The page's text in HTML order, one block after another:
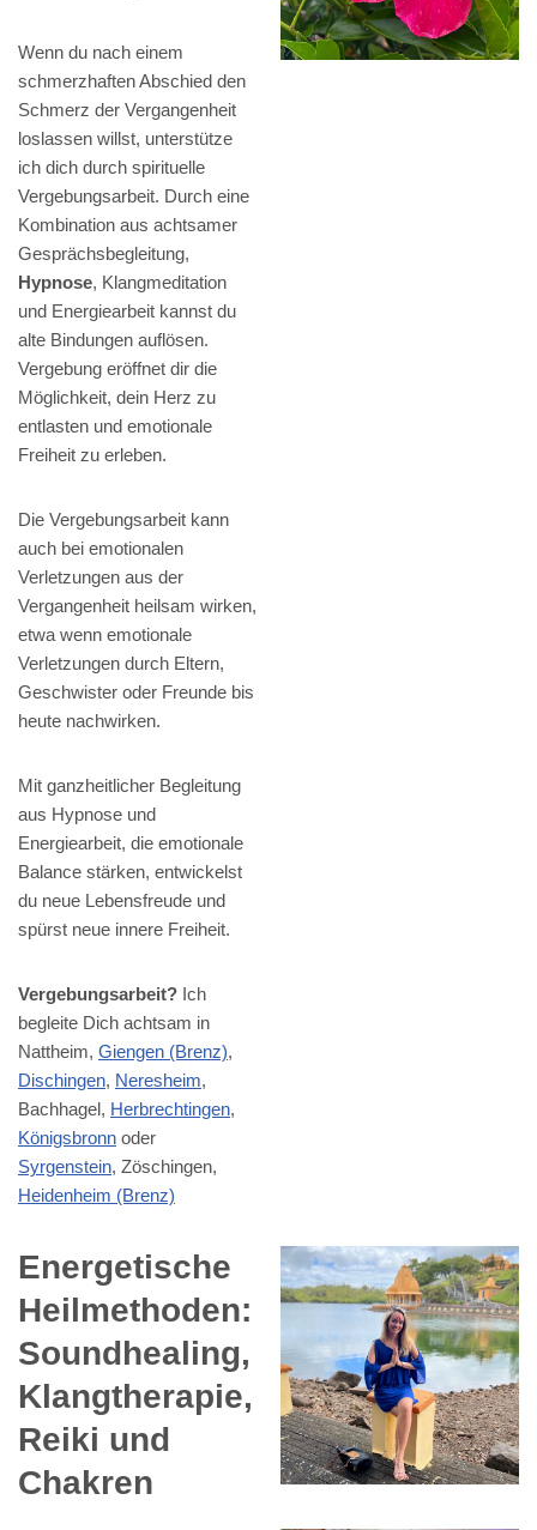
Wenn du nach einem
schmerzhaften Abschied den
Schmerz der Vergangenheit
loslassen willst, unterstütze
ich dich durch spirituelle
Vergebungsarbeit. Durch eine
Kombination aus achtsamer
Gesprächsbegleitung,
Hypnose, Klangmeditation
und Energiearbeit kannst du
alte Bindungen auflösen.
Vergebung eröffnet dir die
Möglichkeit, dein Herz zu
entlasten und emotionale
Freiheit zu erleben.
Die Vergebungsarbeit kann
auch bei emotionalen
Verletzungen aus der
Vergangenheit heilsam wirken,
etwa wenn emotionale
Verletzungen durch Eltern,
Geschwister oder Freunde bis
heute nachwirken.
Mit ganzheitlicher Begleitung
aus Hypnose und
Energiearbeit, die emotionale
Balance stärken, entwickelst
du neue Lebensfreude und
spürst neue innere Freiheit.
Vergebungsarbeit? Ich
begleite Dich achtsam in
Nattheim, Giengen (Brenz),
Dischingen, Neresheim,
Bachhagel, Herbrechtingen,
Königsbronn oder
Syrgenstein, Zöschingen,
Heidenheim (Brenz)
Energetische
Heilmethoden:
Soundhealing,
Klangtherapie,
Reiki und
Chakren